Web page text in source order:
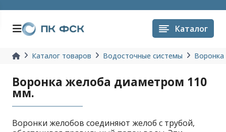
Каталог
Каталог товаров Водосточные системы
Воронка желоба диаметром 110
мм.
Воронки желобов соединяют желоб с трубой,